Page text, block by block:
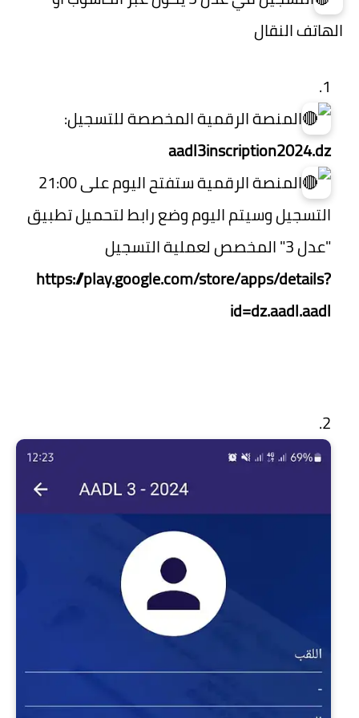
الهاتف النقال
المنصة الرقمية المخصصة للتسجيل:
aadl3inscription2024.dz
المنصة الرقمية ستفتح اليوم على 21:00
التسجيل وسيتم اليوم وضع رابط لتحميل تطبيق
"عدل 3" المخصص لعملية التسجيل
https://play.google.com/store/apps/details?
id=dz.aadl.aadl